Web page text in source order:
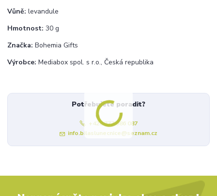
Vůně: levandule
Hmotnost: 30 g
Značka: Bohemia Gifts
Výrobce: Mediabox spol. s r.o., Česká republika
Potřebujete poradit?
+420 777 986 087
info.bilaslunecnice@seznam.cz